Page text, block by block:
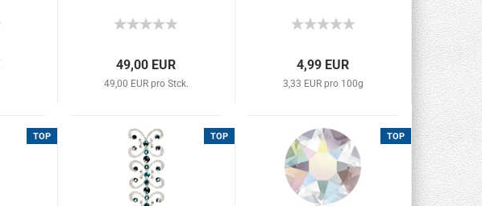
49,00 EUR
49,00 EUR pro Stck.
4,99 EUR
3,33 EUR pro 100g
TOP TOP TOP